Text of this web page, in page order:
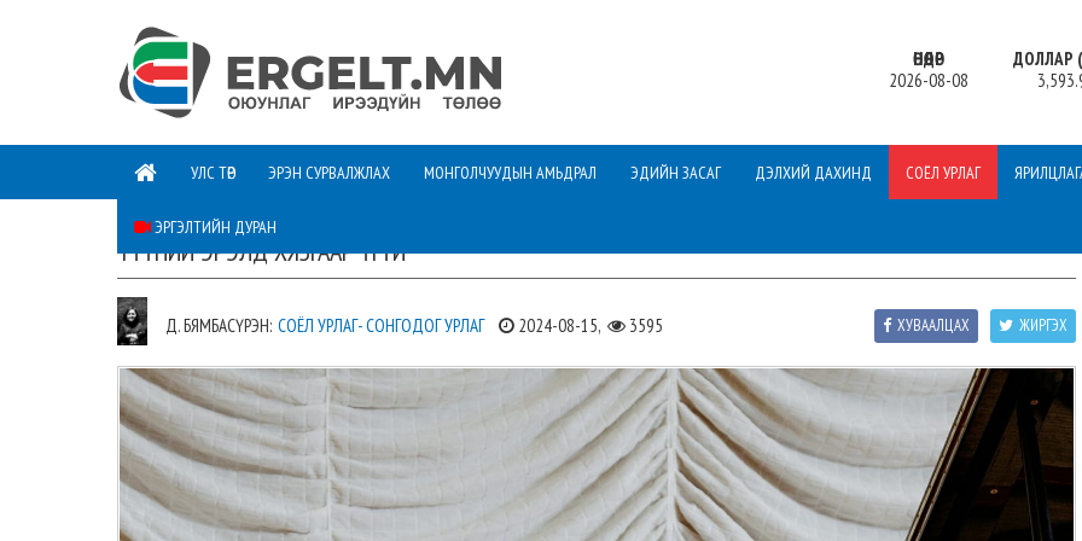
ӨНӨӨДӨР
2026-08-08
ДОЛЛАР
УЛС ТӨР ЭРЭН СУРВАЛЖЛАХ МОНГОЛЧУУДЫН АМЬДРАЛ ЭДИЙН ЗАСАГ ДЭЛХИЙ ДАХИНД СОЁЛ УРЛАГ
ЭРГЭЛТИЙН ДУРАН
ТҮҮНИЙ ЭРЭЛД ХЯЗГААР ҮГҮЙ
Д. БЯМБАСҮРЭН: СОЁЛ УРЛАГ- СОНГОДОГ УРЛАГ 2024-08-15, 3595 ЖИРГЭХ
ХУВААЛЦАХ